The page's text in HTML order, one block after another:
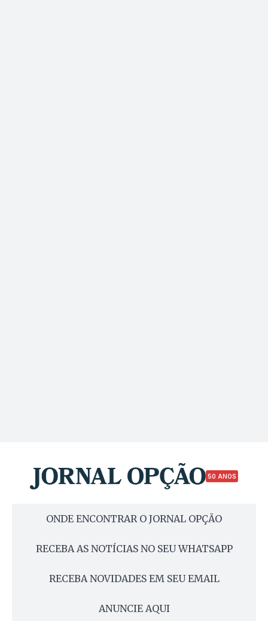
50 ANOS
ONDE ENCONTRAR O JORNAL OPÇÃO
RECEBA AS NOTÍCIAS NO SEU WHATSAPP
RECEBA NOVIDADES EM SEU EMAIL
ANUNCIE AQUI